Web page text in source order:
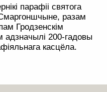
парафіі святога
разам
Гродзенскім
адзначылі 200-гадовы
касцёла.